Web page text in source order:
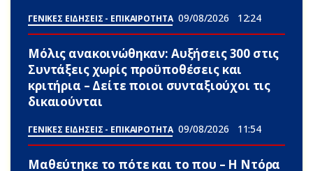
ΓΕΝΙΚΕΣ ΕΙΔΗΣΕΙΣ - ΕΠΙΚΑΙΡΟΤΗΤΑ 09/08/2026 12:24
Μόλις ανακοινώθηκαν: Αυξήσεις 300 στις
Συντάξεις χωρίς προϋποθέσεις και
κριτήρια – Δείτε ποιοι συνταξιούχοι τις
δικαιούνται
ΓΕΝΙΚΕΣ ΕΙΔΗΣΕΙΣ - ΕΠΙΚΑΙΡΟΤΗΤΑ 09/08/2026 11:54
Μαθεύτηκε το πότε και το που – Η Ντόρα